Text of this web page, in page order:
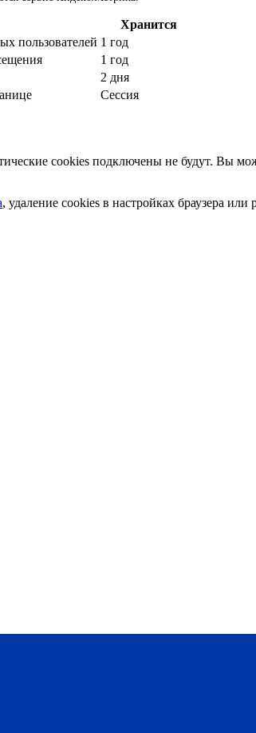
Хранится
пользователей 1 год
1 год
2 дня
Сессия
cookies подключены не будут. Вы
, удаление cookies в настройках браузера